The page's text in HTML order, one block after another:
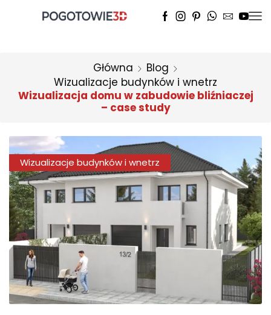
Główna
Blog
Wizualizacje budynków i wnetrz
Wizualizacja domu w zabudowie bliźniaczej
– case study
Wizualizacje budynków i wnetrz